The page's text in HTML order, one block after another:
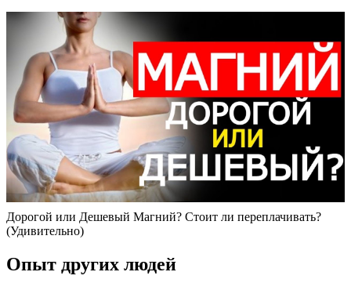
Дорогой или Дешевый Магний? Стоит ли переплачивать?
(Удивительно)
Опыт других людей